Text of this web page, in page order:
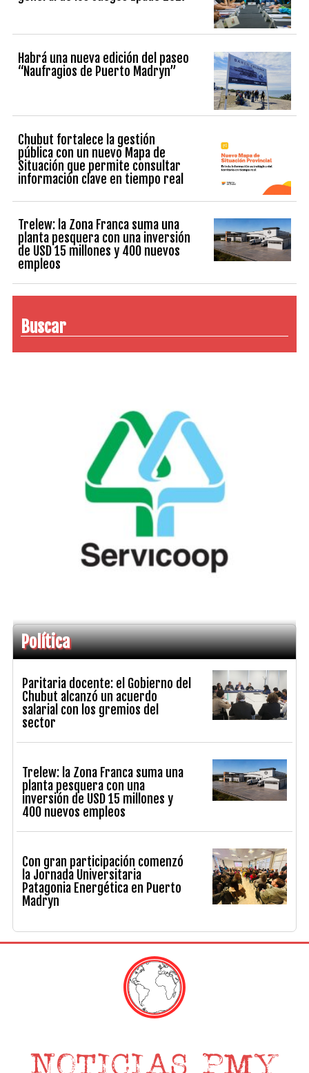
Habrá una nueva edición del paseo
“Naufragios de Puerto Madryn”
Chubut fortalece la gestión
pública con un nuevo Mapa de
Situación que permite consultar
información clave en tiempo real
Trelew: la Zona Franca suma una
planta pesquera con una inversión
de USD 15 millones y 400 nuevos
empleos
Buscar
Política
Paritaria docente: el Gobierno del
Chubut alcanzó un acuerdo
salarial con los gremios del
sector
Trelew: la Zona Franca suma una
planta pesquera con una
inversión de USD 15 millones y
400 nuevos empleos
Con gran participación comenzó
la Jornada Universitaria
Patagonia Energética en Puerto
Madryn